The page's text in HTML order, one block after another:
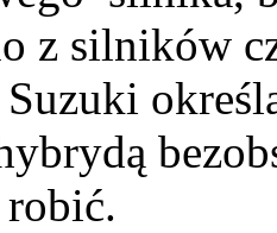
z silników